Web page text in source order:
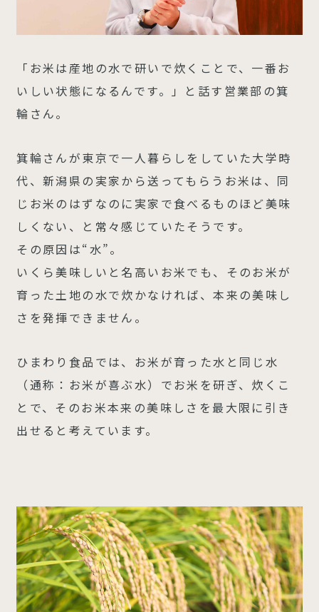
「お米は産地の水で研いで炊くことで、一番お
いしい状態になるんです。」と話す営業部の箕
輪さん。
箕輪さんが東京で一人暮らしをしていた大学時
代、新潟県の実家から送ってもらうお米は、同
じお米のはずなのに実家で食べるものほど美味
しくない、と常々感じていたそうです。
その原因は“水”。
いくら美味しいと名高いお米でも、そのお米が
育った土地の水で炊かなければ、本来の美味し
さを発揮できません。
ひまわり食品では、お米が育った水と同じ水
（通称：お米が喜ぶ水）でお米を研ぎ、炊くこ
とで、そのお米本来の美味しさを最大限に引き
出せると考えています。